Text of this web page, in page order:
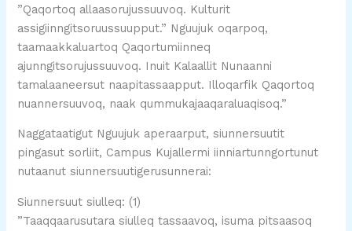
”Qaqortoq allaasorujussuuvoq. Kulturit
assigiinngitsoruussuupput.” Nguujuk oqarpoq,
taamaakkaluartoq Qaqortumiinneq
ajunngitsorujussuuvoq. Inuit Kalaallit Nunaanni
tamalaaneersut naapitassaapput. Illoqarfik Qaqortoq
nuannersuuvoq, naak qummukajaaqaraluaqisoq.”
Naggataatigut Nguujuk aperaarput, siunnersuutit
pingasut sorliit, Campus Kujallermi iinniartunngortunut
nutaanut siunnersuutigerusunnerai:
Siunnersuut siulleq: (1)
”Taaqqaarusutara siulleq tassaavoq, isuma pitsaasoq